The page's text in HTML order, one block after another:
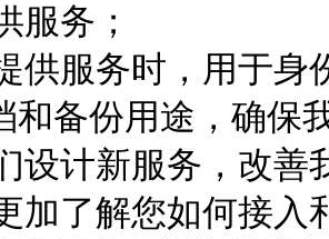
务；
服务时，用于身
和备份用途，确保
设计新服务，改善
了解您如何接入